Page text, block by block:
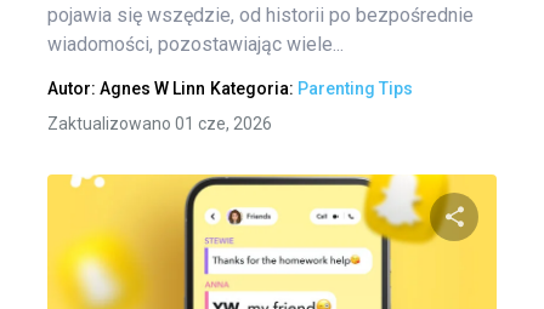
pojawia się wszędzie, od historii po bezpośrednie
wiadomości, pozostawiając wiele...
Autor: Agnes W Linn Kategoria: Parenting Tips
Zaktualizowano 01 cze, 2026